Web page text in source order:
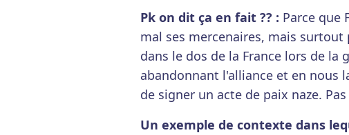
Pk on dit ça en fait ?? : Parce que
mal ses mercenaires, mais
dans le dos de la France lors de la
abandonnant l'alliance et en nous
de signer un acte de paix naze.
Un exemple de contexte dans